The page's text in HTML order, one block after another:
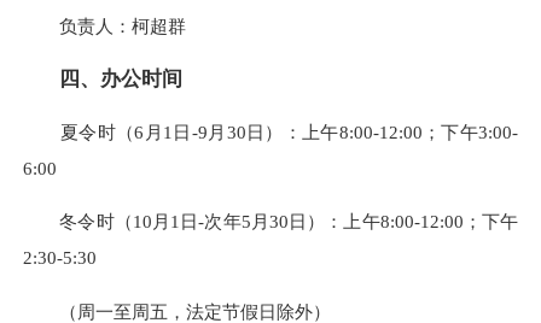
负责人：柯超群
四、办公时间
夏令时（6月1日-9月30日）
：上午8:00-12:00；下午3:00-
6:00
冬令时（10月1日-次年5月30日）：上午8:00-12:00；下午
2:30-5:30
（周一至周五，法定节假日除外）